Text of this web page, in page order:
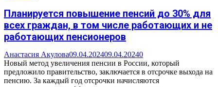
Планируется повышение пенсий до 30% для
всех граждан, в том числе работающих и не
работающих пенсионеров
Анастасия Акулова09.04.202409.04.20240
Новый метод увеличения пенсии в России, который
предложило правительство, заключается в отсрочке выхода на
пенсию. За каждый год отсрочки начисляются